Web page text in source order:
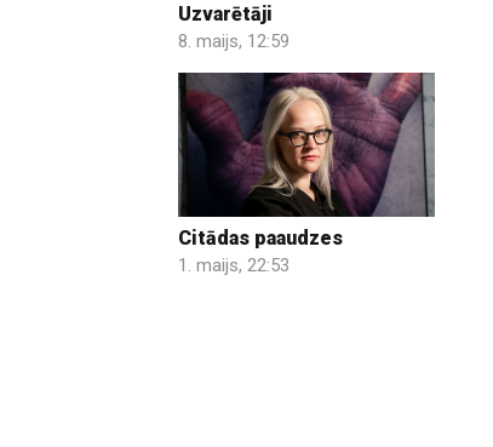
Uzvarētāji
8. maijs, 12:59
Citādas paaudzes
1. maijs, 22:53